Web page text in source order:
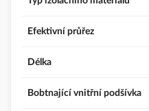
Efektivní průřez
Délka
Bobtnající vnitřní podšívka